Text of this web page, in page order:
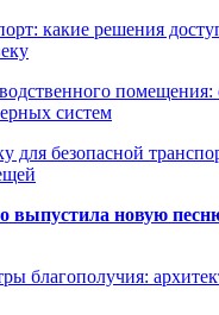
какие решения
помещения:
систем
для безопасной
выпустила новую
благополучия: